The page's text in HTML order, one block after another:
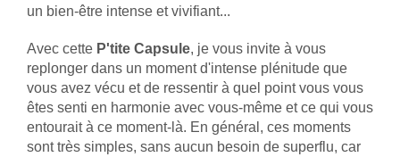
un bien-être intense et vivifiant...
Avec cette P'tite Capsule, je vous invite à vous
replonger dans un moment d'intense plénitude que
vous avez vécu et de ressentir à quel point vous vous
êtes senti en harmonie avec vous-même et ce qui vous
entourait à ce moment-là. En général, ces moments
sont très simples, sans aucun besoin de superflu, car